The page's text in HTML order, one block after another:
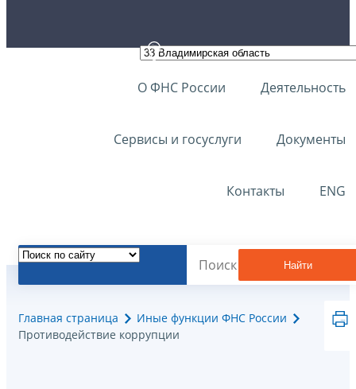
О ФНС России Деятельность
Сервисы и госуслуги Документы
Контакты ENG
Найти
Главная страница
Иные функции ФНС России
Противодействие коррупции